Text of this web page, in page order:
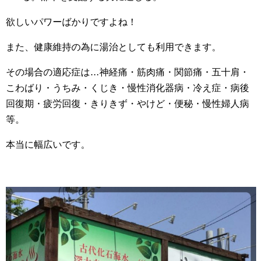
欲しいパワーばかりですよね！
また、健康維持の為に湯治としても利用できます。
その場合の適応症は…神経痛・筋肉痛・関節痛・五十肩・
こわばり・うちみ・くじき・慢性消化器病・冷え症・病後
回復期・疲労回復・きりきず・やけど・便秘・慢性婦人病
等。
本当に幅広いです。